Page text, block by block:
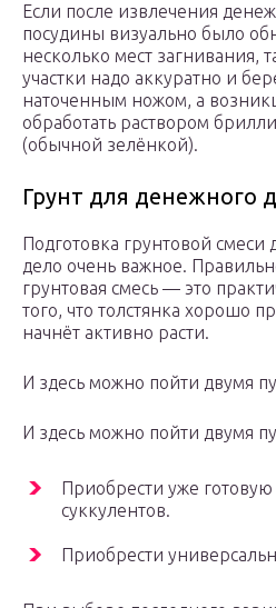
Если после извлечения
посудины визуально было
несколько мест загнивания,
участки надо аккуратно и
наточенным ножом, а
обработать раствором
(обычной зелёнкой).
Грунт для денежного
Подготовка грунтовой смеси
дело очень важное.
грунтовая смесь — это
того, что толстянка хорошо
начнёт активно расти.
И здесь можно пойти двумя
И здесь можно пойти двумя
Приобрести уже
суккулентов.
Приобрести